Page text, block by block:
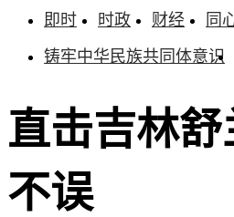
即时 时政 财经 同
铸牢中华民族共同体意识
直击吉林
不误